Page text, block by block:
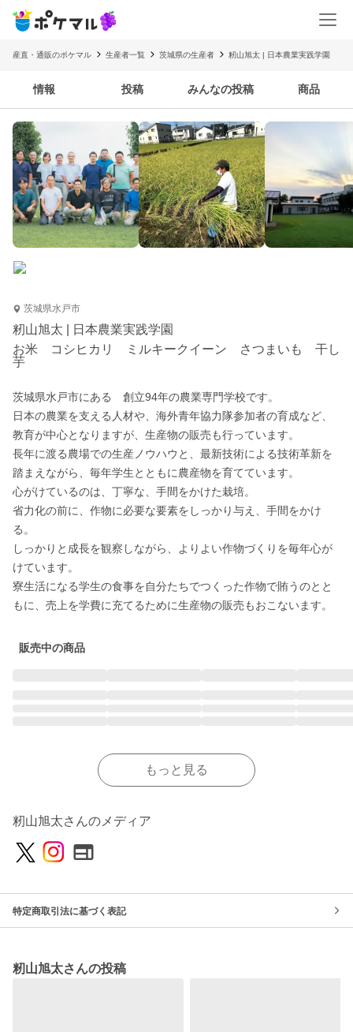
産直・通販のポケマル 生産者一覧 茨城県の生産者 籾山旭太 | 日本農業実践学園
情報 投稿 みんなの投稿 商品
茨城県水戸市
籾山旭太 | 日本農業実践学園
お米 コシヒカリ ミルキークイーン さつまいも 干し
芋
茨城県水戸市にある　創立94年の農業専門学校です。
日本の農業を支える人材や、海外青年協力隊参加者の育成など、
教育が中心となりますが、生産物の販売も行っています。
長年に渡る農場での生産ノウハウと、最新技術による技術革新を
踏まえながら、毎年学生とともに農産物を育てています。
心がけているのは、丁寧な、手間をかけた栽培。
省力化の前に、作物に必要な要素をしっかり与え、手間をかけ
る。
しっかりと成長を観察しながら、よりよい作物づくりを毎年心が
けています。
寮生活になる学生の食事を自分たちでつくった作物で賄うのとと
販売中の商品
もっと見る
籾山旭太さんのメディア
特定商取引法に基づく表記
籾山旭太さんの投稿